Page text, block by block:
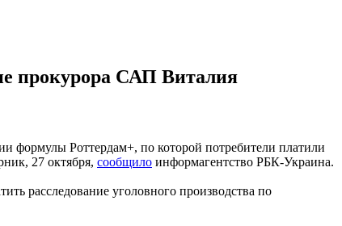
прокурора САП Виталия
формулы Роттердам+, по которой потребители платили
27 октября, сообщило информагентство РБК-Украина.
расследование уголовного производства по